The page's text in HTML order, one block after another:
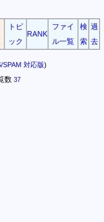
トピ
ック
RANK
ファイ
ル一覧
検
索
過
去
SPAM 対応版)
数 37